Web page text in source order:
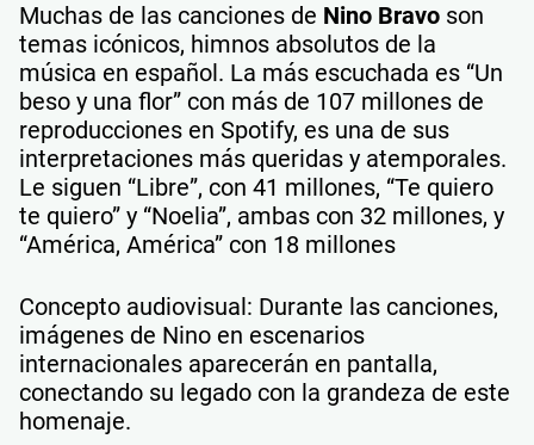
Muchas de las canciones de Nino Bravo son
temas icónicos, himnos absolutos de la
música en español. La más escuchada es “Un
beso y una flor” con más de 107 millones de
reproducciones en Spotify, es una de sus
interpretaciones más queridas y atemporales.
Le siguen “Libre”, con 41 millones, “Te quiero
te quiero” y “Noelia”, ambas con 32 millones, y
“América, América” con 18 millones
Concepto audiovisual: Durante las canciones,
imágenes de Nino en escenarios
internacionales aparecerán en pantalla,
conectando su legado con la grandeza de este
homenaje.